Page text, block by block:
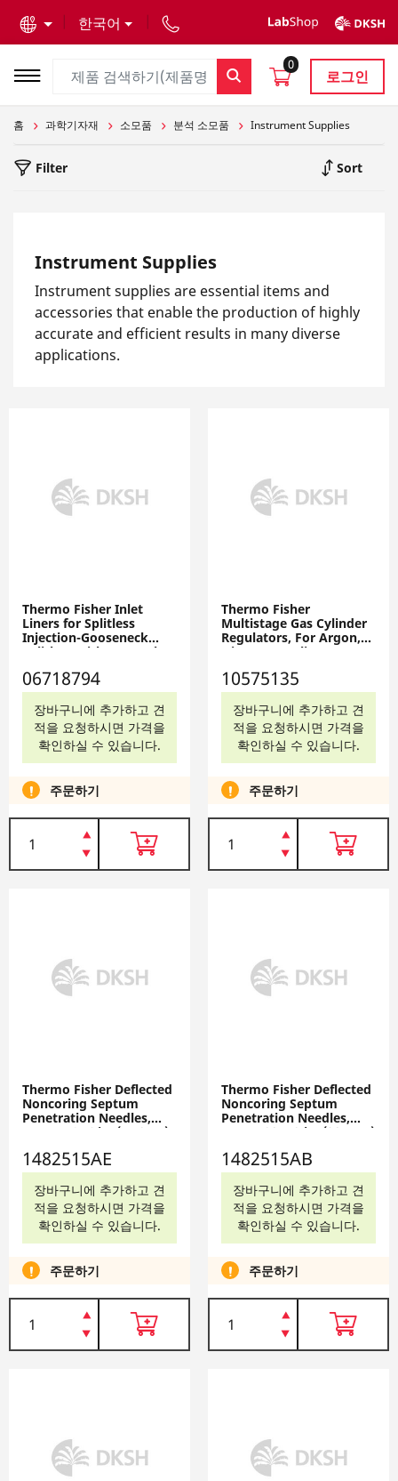
한국어
0
로그인
홈 과학기자재 소모품 분석 소모품 Instrument Supplies
Filter Sort
Instrument Supplies
Instrument supplies are essential items and
accessories that enable the production of highly
accurate and efficient results in many diverse
applications.
Thermo Fisher Inlet
Liners for Splitless
Injection-Gooseneck
Splitless with FS Wool,
Intermediate Polarity;
5/Pk., 5/Pk., 06718794
06718794
장바구니에 추가하고 견
적을 요청하시면 가격을
확인하실 수 있습니다.
주문하기
Thermo Fisher
Multistage Gas Cylinder
Regulators, For Argon,
Nitrogen, Helium;
0.27)psig; CGA: 580,
5/Pack, 10575135
10575135
장바구니에 추가하고 견
적을 요청하시면 가격을
확인하실 수 있습니다.
주문하기
Thermo Fisher Deflected
Noncoring Septum
Penetration Needles,
Gauge 19; 6 in. (15.2cm)
Needles, 1482515AE
1482515AE
장바구니에 추가하고 견
적을 요청하시면 가격을
확인하실 수 있습니다.
주문하기
Thermo Fisher Deflected
Noncoring Septum
Penetration Needles,
Gauge 20; 12 in. (30.5cm)
Needles, 1482515AB
1482515AB
장바구니에 추가하고 견
적을 요청하시면 가격을
확인하실 수 있습니다.
주문하기